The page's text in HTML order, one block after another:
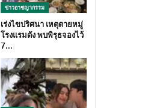
ข่าวอาชญากรรม
เร่งไขปริศนา เหตุตายหมู่
โรงแรมดัง พบพิรุธจองไว้
7…